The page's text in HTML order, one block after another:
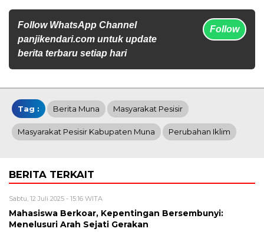
Follow WhatsApp Channel
panjikendari.com untuk update
berita terbaru setiap hari
Follow
Tag : Berita Muna Masyarakat Pesisir
Masyarakat Pesisir Kabupaten Muna Perubahan Iklim
BERITA TERKAIT
Sabtu, 12 Juli 2025 - 15:16 WITA
Mahasiswa Berkoar, Kepentingan Bersembunyi:
Menelusuri Arah Sejati Gerakan